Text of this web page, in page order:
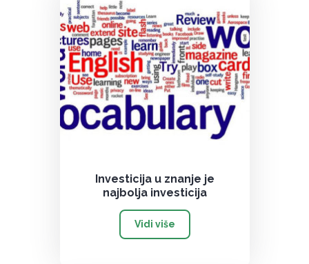
Investicija u znanje je
najbolja investicija
Vidi više